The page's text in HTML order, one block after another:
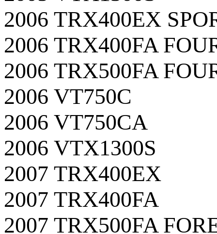
2006 TRX400EX
2006 TRX400FA
2006 TRX500FA
2006 VT750C
2006 VT750CA
2006 VTX1300S
2007 TRX400EX
2007 TRX400FA
2007 TRX500FA